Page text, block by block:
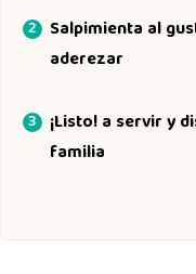
Salpimienta al
aderezar
¡Listo! a servir y
familia